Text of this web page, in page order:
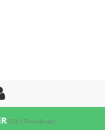
(33,17kr/månad)